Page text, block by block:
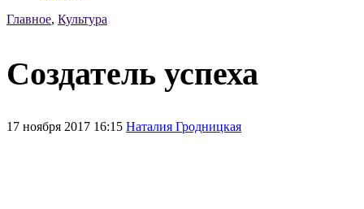
Главное, Культура
Создатель успеха
17 ноября 2017 16:15 Наталия Гродницкая